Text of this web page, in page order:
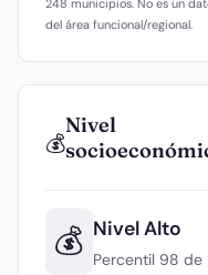
248 municipios. No es un
del área funcional/regional.
💰
Nivel
💰 Nivel Alto
Percentil 98 de